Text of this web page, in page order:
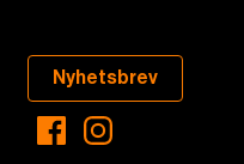
Nyhetsbrev